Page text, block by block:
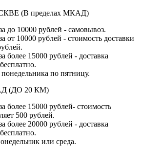
(В пределах МКАД)
до 10000 рублей - самовывоз.
от 10000 рублей - стоимость доставки
более 15000 рублей - доставка
по пятницу.
(ДО 20 КМ)
более 15000 рублей- стоимость
500 рублей.
более 20000 рублей - доставка
или среда.